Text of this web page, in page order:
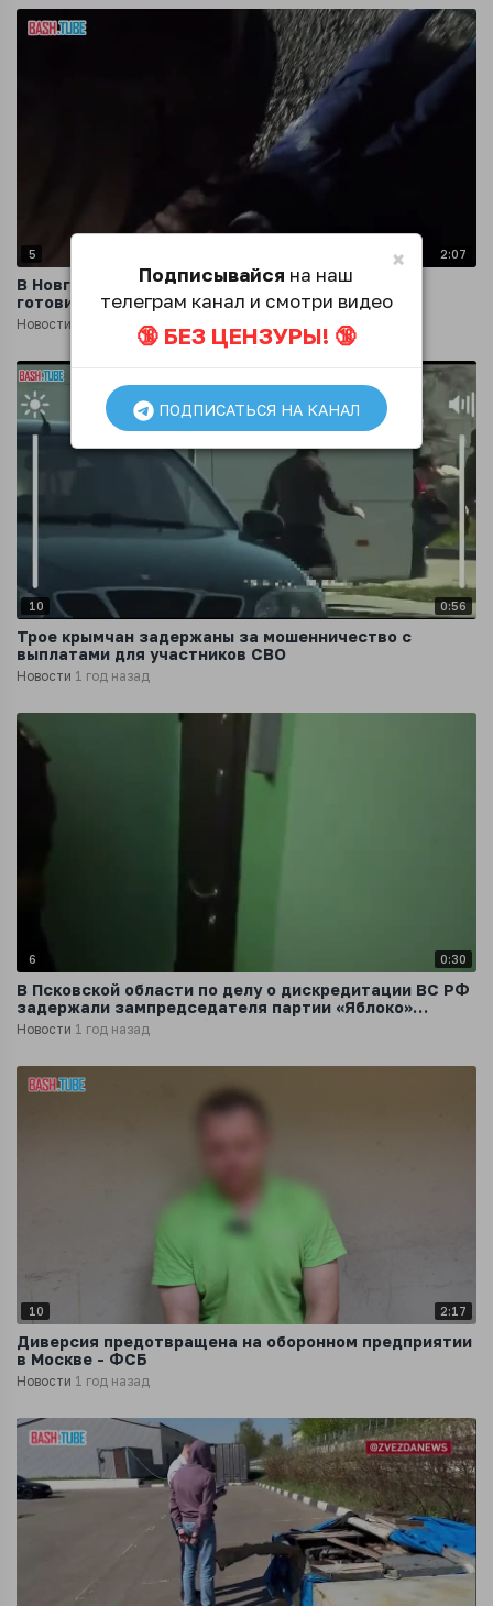
5 2:07
В Новгородской области задержан украинец,
готовивший подрыв автомобиля ветерана СВО
Новости 1 год назад
10 0:56
Трое крымчан задержаны за мошенничество с
выплатами для участников СВО
Новости 1 год назад
6 0:30
В Псковской области по делу о дискредитации ВС РФ
задержали зампредседателя партии «Яблоко»
иноагента Льва Шлосберга
Новости 1 год назад
10 2:17
Диверсия предотвращена на оборонном предприятии
в Москве - ФСБ
Новости 1 год назад
×
Подписывайся на наш
телеграм канал и смотри видео
🔞 БЕЗ ЦЕНЗУРЫ! 🔞
ПОДПИСАТЬСЯ НА КАНАЛ